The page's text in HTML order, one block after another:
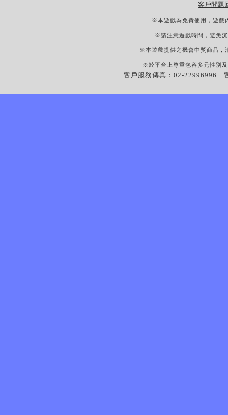
客戶問題
※本遊戲為免費使用，遊戲
※請注意遊戲時間，避免
※本遊戲提供之機會中獎商品，
※於平台上尊重包容多元性別
客戶服務傳真：02-22996996